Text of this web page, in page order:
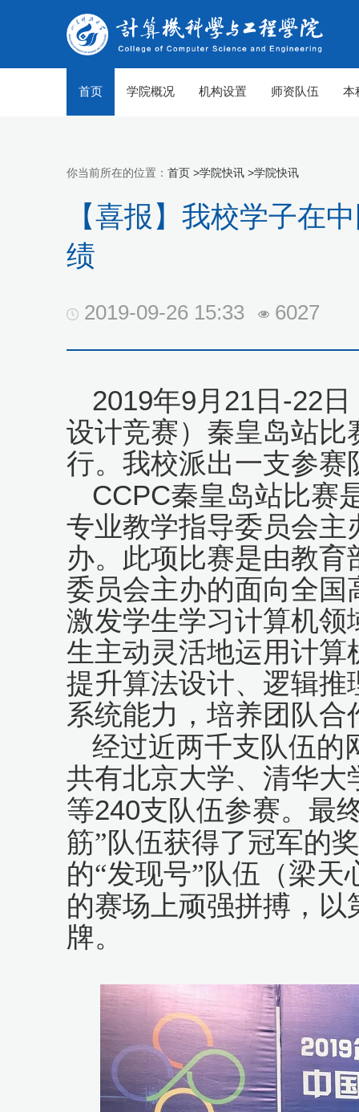
首页 学院概况 机构设置 师资队伍 本
你当前所在的位置： 首页 >学院快讯 >学院快讯
【喜报】我校学子在
绩
2019-09-26 15:33 6027
2019年9月 21 日 -22
设计竞赛）秦皇岛站
行。我校派出一支参赛
CCPC秦皇岛站比赛
专业教学指导委员会
办。此项比赛是由教
委员会主办的面向全
激发学生学习计算机
生主动灵活地运用计
提升算法设计、逻辑
系统能力，培养团队
经过近两千支队伍的
共有北京大学、清华
等240支队伍参赛。最
筋”队伍获得了冠军的
的“发现号”队伍（梁
的赛场上顽强拼搏，以
牌。